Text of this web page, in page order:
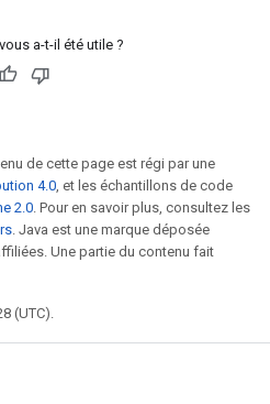
a-t-il été utile ?
de cette page est régi par une
4.0, et les échantillons de code
2.0. Pour en savoir plus, consultez les
. Java est une marque déposée
Une partie du contenu fait
(UTC).